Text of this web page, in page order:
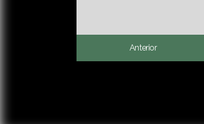
Anterior